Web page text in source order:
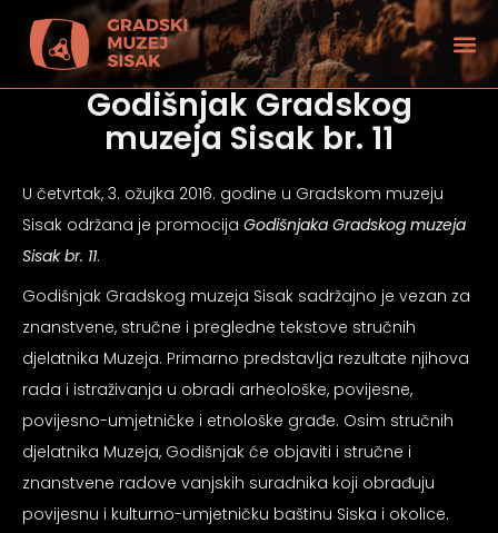
Godišnjak Gradskog
muzeja Sisak br. 11
U četvrtak, 3. ožujka 2016. godine u Gradskom muzeju
Sisak održana je promocija Godišnjaka Gradskog muzeja
Sisak br. 11.
Godišnjak Gradskog muzeja Sisak sadržajno je vezan za
znanstvene, stručne i pregledne tekstove stručnih
djelatnika Muzeja. Primarno predstavlja rezultate njihova
rada i istraživanja u obradi arheološke, povijesne,
povijesno-umjetničke i etnološke građe. Osim stručnih
djelatnika Muzeja, Godišnjak će objaviti i stručne i
znanstvene radove vanjskih suradnika koji obrađuju
povijesnu i kulturno-umjetničku baštinu Siska i okolice.
vida